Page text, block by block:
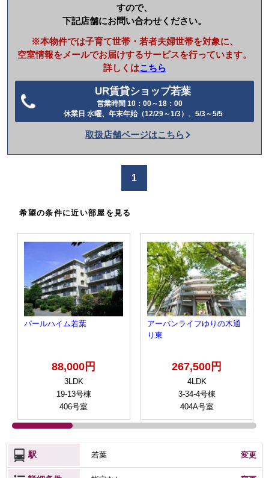
すので、
下記店舗にお問い合わせください。
※本物件では子育て世帯・若者夫婦世帯を対象に、
空室情報をメールでお届けするサービスを行っています。
詳しくはこちら
UR賃貸ショップ若葉
営業時間 10：00～18：00
休業日 水曜、年末年始（12/29～1/3）、5/3～5/5
話
か
取扱店舗ページはこちら
1
希望の条件に近い部屋を見る
パールハイム若葉
88,000円
3LDK
19-13号棟
406号室
アーバンライフゆりの木通
り東
267,500円
4LDK
3-34-4号棟
404A号室
駅 若葉 変更